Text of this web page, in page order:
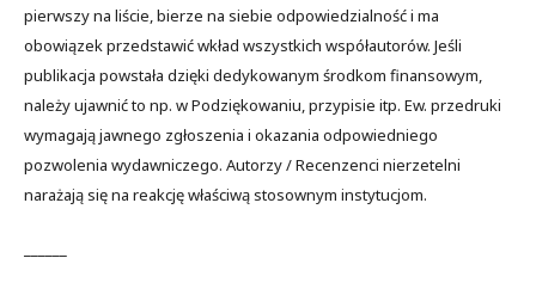
pierwszy na liście, bierze na siebie odpowiedzialność i ma
obowiązek przedstawić wkład wszystkich współautorów. Jeśli
publikacja powstała dzięki dedykowanym środkom finansowym,
należy ujawnić to np. w Podziękowaniu, przypisie itp. Ew. przedruki
wymagają jawnego zgłoszenia i okazania odpowiedniego
pozwolenia wydawniczego. Autorzy / Recenzenci nierzetelni
narażają się na reakcję właściwą stosownym instytucjom.